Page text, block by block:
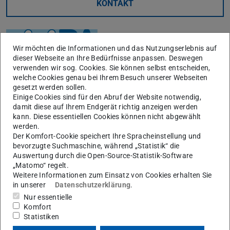
KONTAKT
Tätigkeitsschwerpunkte
Untersuchung des Kriechermüdungsverhaltens, auch in
thermomechanischen (TMF-) Versuchen und unter
kombinierter Dehnwechsel- und Kriechbeanspruchung
Formulierung und Verifizierung von Gesetzen für
Verformung und Schädigung unter zyklischer
Beanspruchung
Wir möchten die Informationen und das Nutzungserlebnis auf
dieser Webseite an Ihre Bedürfnisse anpassen. Deswegen
verwenden wir sog. Cookies. Sie können selbst entscheiden,
welche Cookies genau bei Ihrem Besuch unserer Webseiten
gesetzt werden sollen.
Einige Cookies sind für den Abruf der Website notwendig,
damit diese auf Ihrem Endgerät richtig anzeigen werden
kann. Diese essentiellen Cookies können nicht abgewählt
werden.
Der Komfort-Cookie speichert Ihre Spracheinstellung und
bevorzugte Suchmaschine, während „Statistik“ die
Auswertung durch die Open-Source-Statistik-Software
„Matomo“ regelt.
Weitere Informationen zum Einsatz von Cookies erhalten Sie
in unserer
Datenschutzerklärung.
Nur essentielle
Komfort
Statistiken